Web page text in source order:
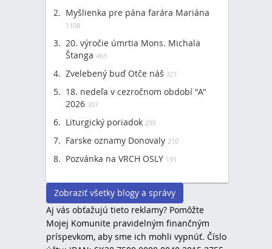
Myšlienka pre pána farára Mariána
1108
20. výročie úmrtia Mons. Michala
Štanga 463
Zvelebený buď Otče náš 321
18. nedeľa v cezročnom období "A"
2026 307
Liturgický poriadok 295
Farske oznamy Donovaly 210
Pozvánka na VRCH OSLY 191
Zobraziť všetky blogy a správy
Aj vás obťažujú tieto reklamy? Pomôžte
Mojej Komunite pravidelným finančným
príspevkom, aby sme ich mohli vypnúť. Číslo